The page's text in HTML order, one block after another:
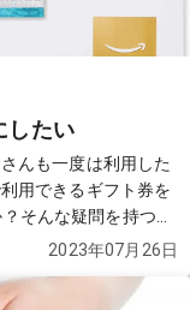
したい
んも一度は利用した
用できるギフト券を
そんな疑問を持つ質
2023年07月26日